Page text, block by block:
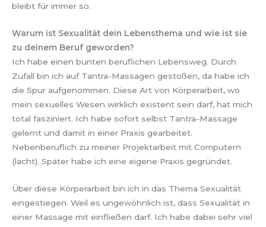
bleibt für immer so.
Warum ist Sexualität dein Lebensthema und wie ist sie
zu deinem Beruf geworden?
Ich habe einen bunten beruflichen Lebensweg. Durch
Zufall bin ich auf Tantra-Massagen gestoßen, da habe ich
die Spur aufgenommen. Diese Art von Körperarbeit, wo
mein sexuelles Wesen wirklich existent sein darf, hat mich
total fasziniert. Ich habe sofort selbst Tantra-Massage
gelernt und damit in einer Praxis gearbeitet.
Nebenberuflich zu meiner Projektarbeit mit Computern
(lacht). Später habe ich eine eigene Praxis gegründet.
Über diese Körperarbeit bin ich in das Thema Sexualität
eingestiegen. Weil es ungewöhnlich ist, dass Sexualität in
einer Massage mit einfließen darf. Ich habe dabei sehr viel